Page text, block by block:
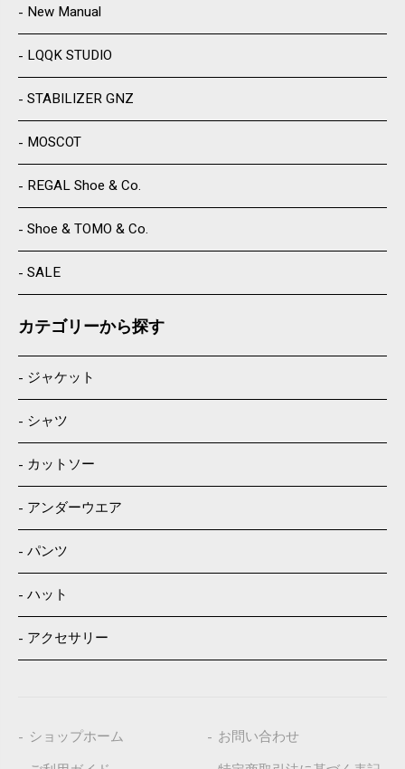
New Manual
LQQK STUDIO
STABILIZER GNZ
MOSCOT
REGAL Shoe & Co.
Shoe & TOMO & Co.
SALE
カテゴリーから探す
ジャケット
シャツ
カットソー
アンダーウエア
パンツ
ハット
アクセサリー
ショップホーム
お問い合わせ